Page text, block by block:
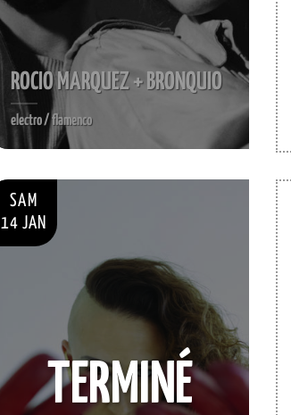
ROCIO MARQUEZ + BRONQUIO
electro / flamenco
SAM
14 JAN
TERMINÉ